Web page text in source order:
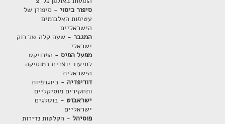
סיפור כיסוי- סיפורן של
עטיפות האלבומים
הישראליים
המגבר- שעה קלה של רוק
ישראלי
מפעל הפיס- הפרויקט
לתיעוד יוצרים במוסיקה
הישראלית
דודיפדיה - ביוגרפיות
ותחקירים מוסיקליים
ישראבוט - בוטלגים
ישראליים
פוסיהל- הקלטות נדירות